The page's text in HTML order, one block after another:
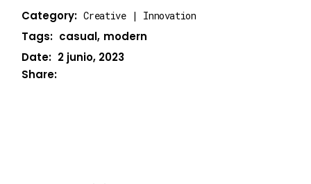
Category: Creative Innovation
Tags: casual modern
Date: 2 junio, 2023
Share: